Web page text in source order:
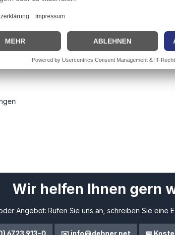
durch ihre kompakte Bauform
Wir helfen Ihnen gern
Angebot: Rufen Sie uns an, schreiben Sie eine